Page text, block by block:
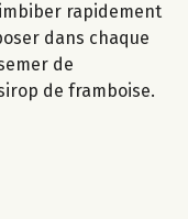
rapidement
dans chaque
de
de framboise.